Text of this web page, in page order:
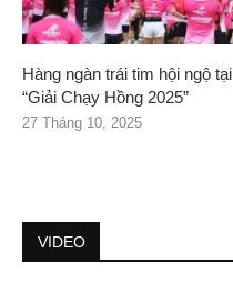
Hàng ngàn trái tim hội ngộ tại
“Giải Chạy Hồng 2025”
27 Tháng 10, 2025
VIDEO